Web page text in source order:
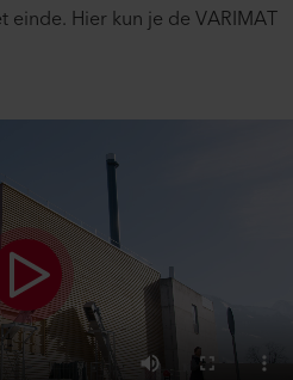
einde. Hier kun je de VARIMAT